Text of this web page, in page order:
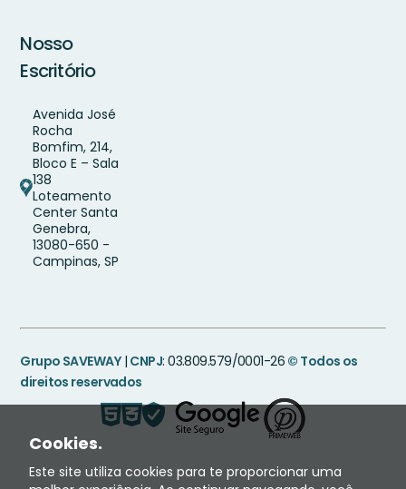
Nosso
Escritório
Avenida José
Rocha
Bomfim, 214,
Bloco E – Sala
138
Loteamento
Center Santa
Genebra,
13080-650 -
Campinas, SP
Grupo SAVEWAY| CNPJ: 03.809.579/0001-26 © Todos os
direitos reservados
Cookies.
Este site utiliza cookies para te proporcionar uma